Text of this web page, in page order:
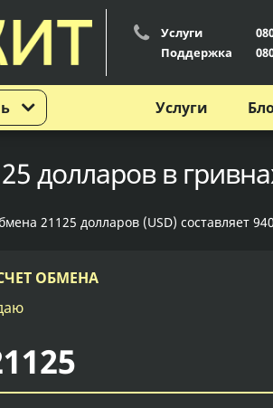
Услуги
Поддержка
Услуги
долларов в
21125 долларов (USD) составляет
ОБМЕНА